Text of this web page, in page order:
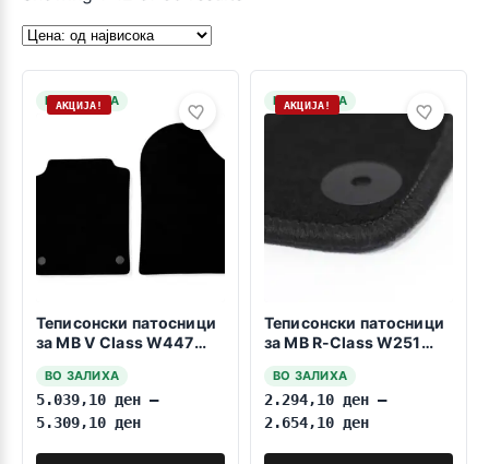
НА ЗАЛИХА
АКЦИЈА!
Теписонски патосници
за MB V Class W447
ВО ЗАЛИХА
5.039,10 ден –
5.309,10 ден
НА ЗАЛИХА
АКЦИЈА!
Теписонски патосници
за MB R-Class W251
ВО ЗАЛИХА
2.294,10 ден –
2.654,10 ден